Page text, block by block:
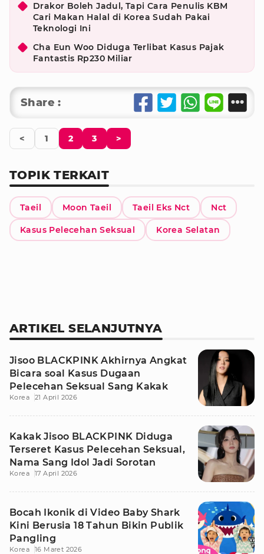
Drakor Boleh Jadul, Tapi Cara Penulis KBM
Cari Makan Halal di Korea Sudah Pakai
Teknologi Ini
Cha Eun Woo Diduga Terlibat Kasus Pajak
Fantastis Rp230 Miliar
Share :
< 1 2 3 >
TOPIK TERKAIT
Taeil Moon Taeil Taeil Eks Nct Nct
Kasus Pelecehan Seksual Korea Selatan
ARTIKEL SELANJUTNYA
Jisoo BLACKPINK Akhirnya Angkat
Bicara soal Kasus Dugaan
Pelecehan Seksual Sang Kakak
Korea 21 April 2026
Kakak Jisoo BLACKPINK Diduga
Terseret Kasus Pelecehan Seksual,
Nama Sang Idol Jadi Sorotan
Korea 17 April 2026
Bocah Ikonik di Video Baby Shark
Kini Berusia 18 Tahun Bikin Publik
Pangling
Korea 16 Maret 2026